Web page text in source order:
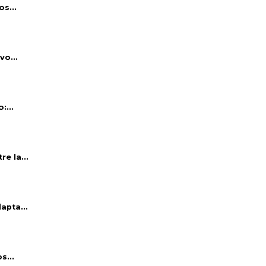
la...